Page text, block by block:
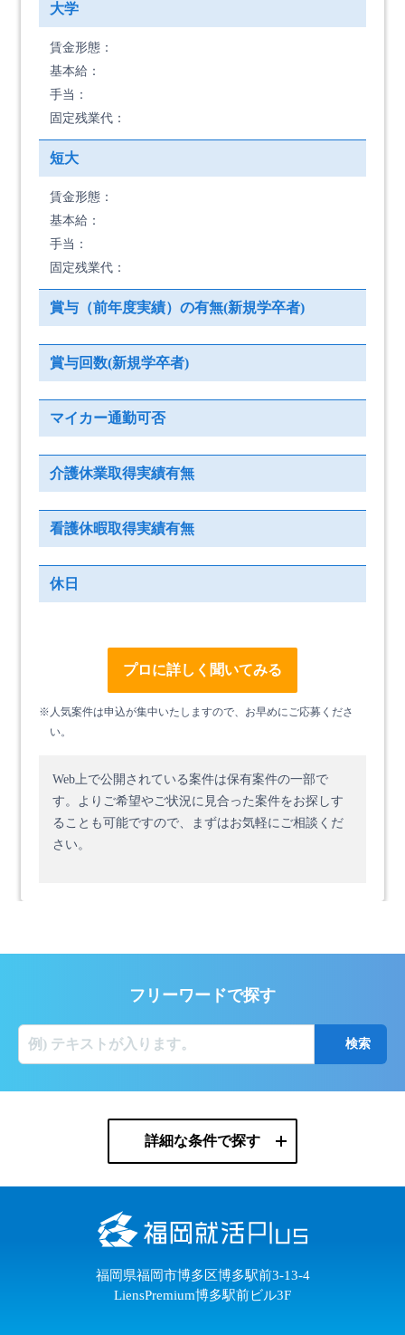
大学
賃金形態：
基本給：
手当：
固定残業代：
短大
賃金形態：
基本給：
手当：
固定残業代：
賞与（前年度実績）の有無(新規学卒者)
賞与回数(新規学卒者)
マイカー通勤可否
介護休業取得実績有無
看護休暇取得実績有無
休日
プロに詳しく聞いてみる
※人気案件は申込が集中いたしますので、お早めにご応募くださ
い。
Web上で公開されている案件は保有案件の一部で
す。 よりご希望やご状況に見合った案件をお探しす
ることも可能ですので、まずはお気軽にご相談くだ
さい。
フリーワードで探す
詳細な条件で探す
福岡県福岡市博多区博多駅前3-13-4
LiensPremium博多駅前ビル3F